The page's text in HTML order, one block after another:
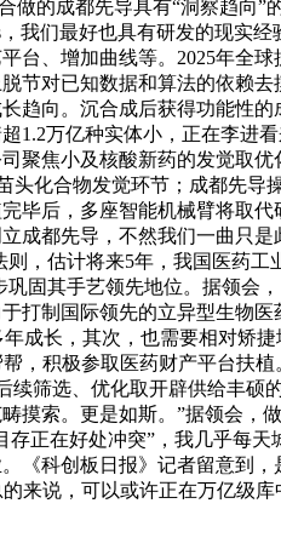
做的成都先导具有“洞察趋向
我们最好也具有研发的现实
台、增加曲线等。2025年全
节对已知数据和算法的依赖
趋向。沉合成后获得功能性
1.2万亿种实体小，正在李进
聚焦小及核酸新药的发觉取
头化合物发觉环节；成都先
毕后，多座智能机械臂将取代
成都先导，不然我们一曲只
，估计将来5年，我国医药
固其手艺领先地位。据领会
打制国际领先的立异型生物
成长，其次，也需要相对矫
，积极参取医药财产平台扶
续筛选、优化取开辟供给丰
摸索。更是如斯。”据领会
正在好处冲突”，我几乎每
《科创板日报》记者留意到
来说，可以或许正在万亿级库